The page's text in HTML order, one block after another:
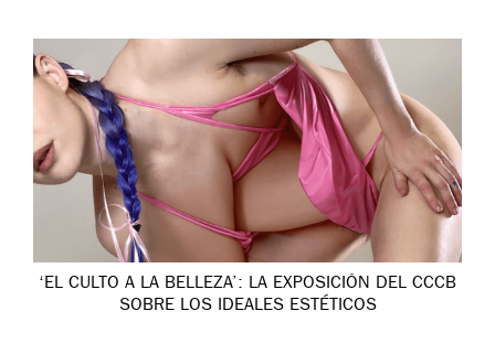
‘EL CULTO A LA BELLEZA’: LA EXPOSICIÓN DEL CCCB
SOBRE LOS IDEALES ESTÉTICOS